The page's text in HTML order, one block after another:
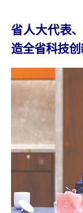
省人大代表
造全省科技